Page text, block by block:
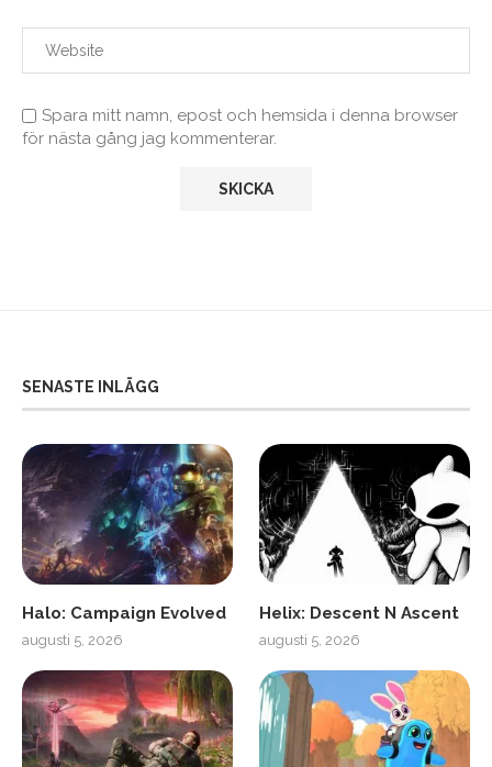
Spara mitt namn, epost och hemsida i denna browser
för nästa gång jag kommenterar.
SENASTE INLÄGG
Halo: Campaign Evolved
augusti 5, 2026
Helix: Descent N Ascent
augusti 5, 2026